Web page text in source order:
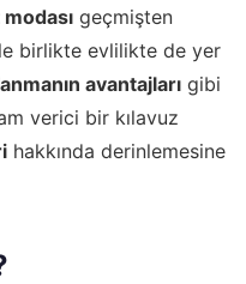
geçmişten
birlikte evlilikte de yer
avantajları gibi
verici bir kılavuz
hakkında derinlemesine